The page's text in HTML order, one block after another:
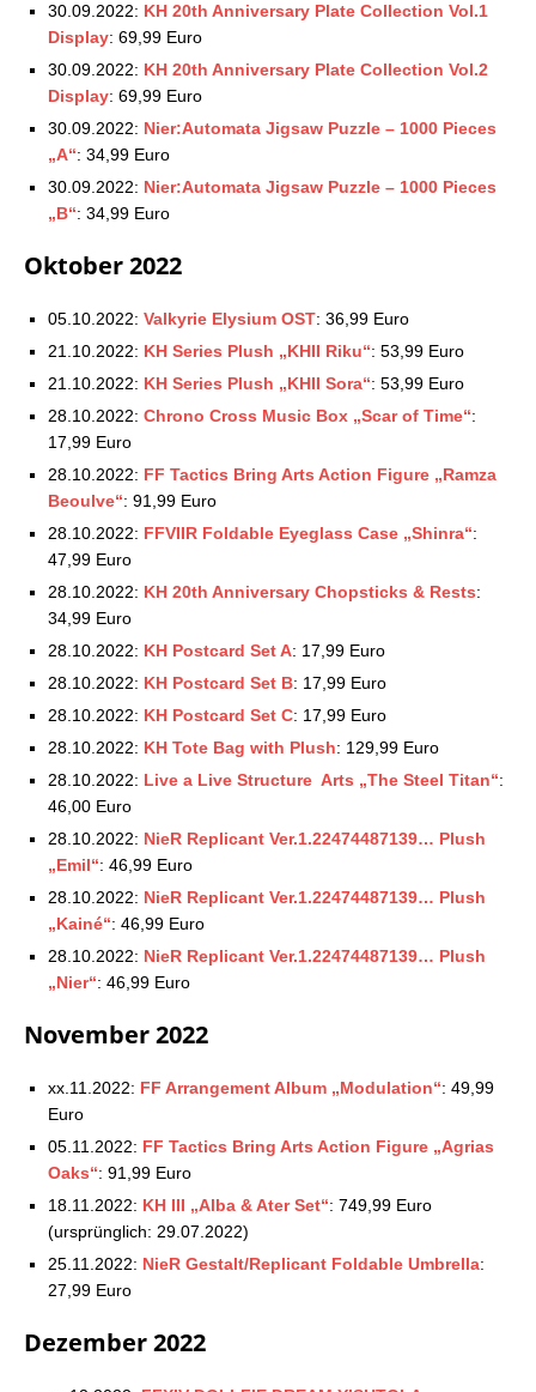
30.09.2022: KH 20th Anniversary Plate Collection Vol.1
Display: 69,99 Euro
30.09.2022: KH 20th Anniversary Plate Collection Vol.2
Display: 69,99 Euro
30.09.2022: Nier:Automata Jigsaw Puzzle – 1000 Pieces
„A“: 34,99 Euro
30.09.2022: Nier:Automata Jigsaw Puzzle – 1000 Pieces
„B“: 34,99 Euro
Oktober 2022
05.10.2022: Valkyrie Elysium OST: 36,99 Euro
21.10.2022: KH Series Plush „KHII Riku“: 53,99 Euro
21.10.2022: KH Series Plush „KHII Sora“: 53,99 Euro
28.10.2022: Chrono Cross Music Box „Scar of Time“:
17,99 Euro
28.10.2022: FF Tactics Bring Arts Action Figure „Ramza
Beoulve“: 91,99 Euro
28.10.2022: FFVIIR Foldable Eyeglass Case „Shinra“:
47,99 Euro
28.10.2022: KH 20th Anniversary Chopsticks & Rests:
34,99 Euro
28.10.2022: KH Postcard Set A: 17,99 Euro
28.10.2022: KH Postcard Set B: 17,99 Euro
28.10.2022: KH Postcard Set C: 17,99 Euro
28.10.2022: KH Tote Bag with Plush: 129,99 Euro
28.10.2022: Live a Live Structure Arts „The Steel Titan“:
46,00 Euro
28.10.2022: NieR Replicant Ver.1.22474487139… Plush
„Emil“: 46,99 Euro
28.10.2022: NieR Replicant Ver.1.22474487139… Plush
„Kainé“: 46,99 Euro
28.10.2022: NieR Replicant Ver.1.22474487139… Plush
„Nier“: 46,99 Euro
November 2022
xx.11.2022: FF Arrangement Album „Modulation“: 49,99
Euro
05.11.2022: FF Tactics Bring Arts Action Figure „Agrias
Oaks“: 91,99 Euro
18.11.2022: KH III „Alba & Ater Set“: 749,99 Euro
(ursprünglich: 29.07.2022)
25.11.2022: NieR Gestalt/Replicant Foldable Umbrella:
27,99 Euro
Dezember 2022